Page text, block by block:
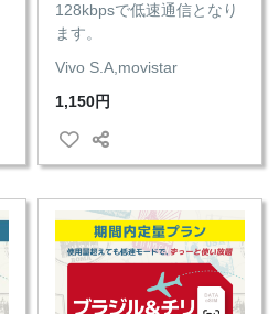
128kbpsで低速通信となり
ます。
Vivo S.A,movistar
1,150円